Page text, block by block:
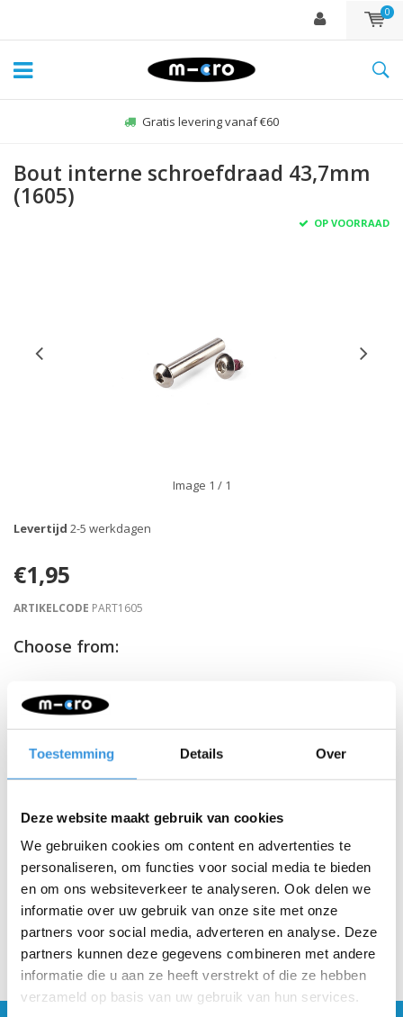
Toestemming Details Over
Deze website maakt gebruik van cookies
We gebruiken cookies om content en advertenties te
personaliseren, om functies voor social media te bieden
en om ons websiteverkeer te analyseren. Ook delen we
informatie over uw gebruik van onze site met onze
partners voor social media, adverteren en analyse. Deze
partners kunnen deze gegevens combineren met andere
informatie die u aan ze heeft verstrekt of die ze hebben
verzameld op basis van uw gebruik van hun services.
0
Gratis levering vanaf €60
Bout interne schroefdraad 43,7mm
(1605)
OP VOORRAAD
Image 1 / 1
Levertijd 2-5 werkdagen
€1,95
ARTIKELCODE PART1605
Choose from:
- +
Gratis verzending vanaf €60